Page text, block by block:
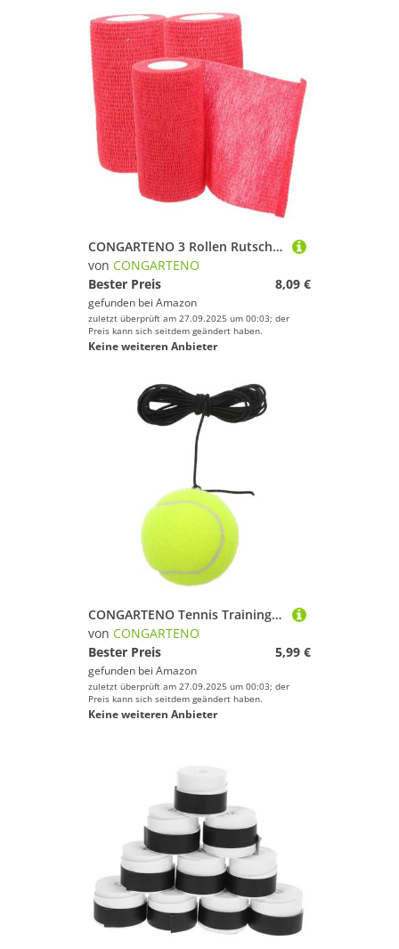
CONGARTENO 3 Rollen Rutschfestes Griffband für Tennisschläger und Badminton Schweißabsorbierendes Elastisches Tape Verschleißfestes Selbstklebendes Sportband in Rot Verbessertes Griffgefühl
von CONGARTENO
Bester Preis
8,09 €
gefunden bei Amazon
zuletzt überprüft am 27.09.2025 um 00:03; der
Preis kann sich seitdem geändert haben.
Keine weiteren Anbieter
CONGARTENO Tennis Trainingsball mit Schnur Kompaktes Elastisches Tennis trainingsgerät für Anfänger Stabiles Fitness Equipment für Tennisfähigkeiten und Ganzkörper Workout Geeignet für Platz
von CONGARTENO
Bester Preis
5,99 €
gefunden bei Amazon
zuletzt überprüft am 27.09.2025 um 00:03; der
Preis kann sich seitdem geändert haben.
Keine weiteren Anbieter